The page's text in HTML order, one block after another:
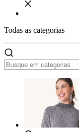
Todas as categorias